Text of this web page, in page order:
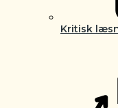
Kritisk